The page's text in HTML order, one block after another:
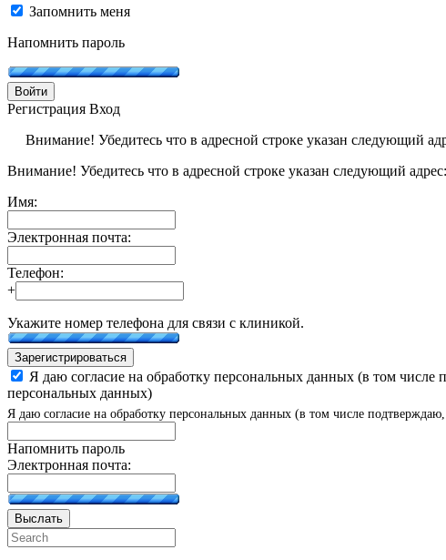
Запомнить меня
Напомнить пароль
Войти
Регистрация Вход
Внимание! Убедитесь что в адресной строке указан следующий
Внимание! Убедитесь что в адресной строке указан следующий
Имя:
Электронная почта:
Телефон:
+
Укажите номер телефона для связи с клиникой.
Зарегистрироваться
Я даю согласие на обработку персональных данных (в том
персональных данных)
Я даю согласие на обработку персональных данных (в том числе
Напомнить пароль
Электронная почта:
Выслать